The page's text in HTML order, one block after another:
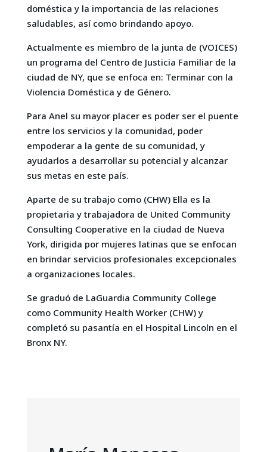
doméstica y la importancia de las relaciones
saludables, así como brindando apoyo.
Actualmente es miembro de la junta de (VOICES)
un programa del Centro de Justicia Familiar de la
ciudad de NY, que se enfoca en: Terminar con la
Violencia Doméstica y de Género.
Para Anel su mayor placer es poder ser el puente
entre los servicios y la comunidad, poder
empoderar a la gente de su comunidad, y
ayudarlos a desarrollar su potencial y alcanzar
sus metas en este país.
Aparte de su trabajo como (CHW) Ella es la
propietaria y trabajadora de United Community
Consulting Cooperative en la ciudad de Nueva
York, dirigida por mujeres latinas que se enfocan
en brindar servicios profesionales excepcionales
a organizaciones locales.
Se graduó de LaGuardia Community College
como Community Health Worker (CHW) y
completó su pasantía en el Hospital Lincoln en el
Bronx NY.